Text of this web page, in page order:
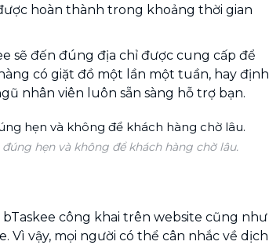
hoàn thành trong khoảng thời gian
sẽ đến đúng địa chỉ được cung cấp để
có giặt đồ một lần một tuần, hay định
nhân viên luôn sẵn sàng hỗ trợ bạn.
hẹn và không để khách hàng chờ lâu.
công khai trên website cũng như
Vì vậy, mọi người có thể cân nhắc về dịch